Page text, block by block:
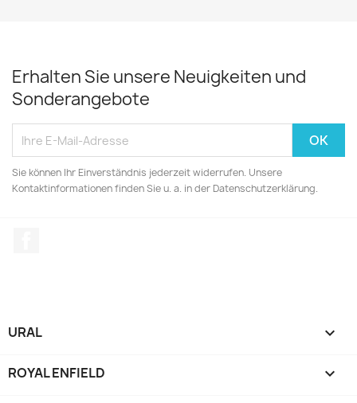
Erhalten Sie unsere Neuigkeiten und
Sonderangebote
Sie können Ihr Einverständnis jederzeit widerrufen. Unsere
Kontaktinformationen finden Sie u. a. in der Datenschutzerklärung.
URAL 
ROYAL ENFIELD 